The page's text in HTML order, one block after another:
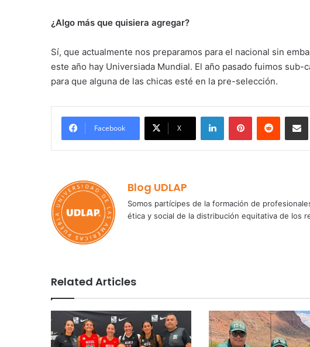
¿Algo más que quisiera agregar?
Sí, que actualmente nos preparamos para el nacional sin
este año hay Universiada Mundial. El año pasado fuimos
para que alguna de las chicas esté en la pre-selección.
Facebook X
LinkedInPinterestReddit
Blog UDLAP
Somos partícipes de la formación de
ética y social de la distribución equitativa de los
Related Articles